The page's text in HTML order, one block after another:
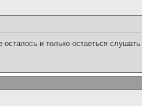
и только остаеться